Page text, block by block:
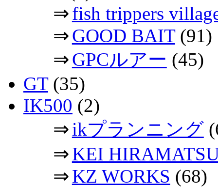
⇒fish trippers
⇒GOOD BAIT(91)
⇒GPCルアー (45)
GT(35)
IK500 (2)
⇒ikプランニング
⇒KEI
⇒KZ WORKS (68)